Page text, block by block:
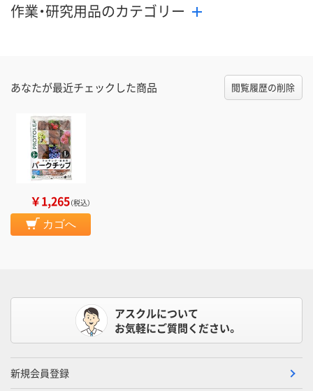
作業・研究用品のカテゴリー
あなたが最近チェックした商品 閲覧履歴の削除
￥1,265（税込）
カゴへ
アスクルについて
お気軽にご質問ください。
新規会員登録